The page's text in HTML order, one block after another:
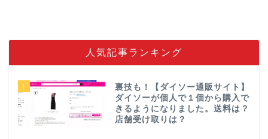
人気記事ランキング
1
裏技も！【ダイソー通販サイト】
ダイソーが個人で１個から購入で
きるようになりました。送料は？
店舗受け取りは？